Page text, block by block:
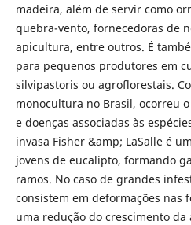
madeira, além de servir como
quebra-vento, fornecedoras de
apicultura, entre outros. É
para pequenos produtores em
silvipastoris ou agroflorestais.
monocultura no Brasil, ocorreu
e doenças associadas às
invasa Fisher &amp; LaSalle é
jovens de eucalipto, formando
ramos. No caso de grandes
consistem em deformações nas
uma redução do crescimento